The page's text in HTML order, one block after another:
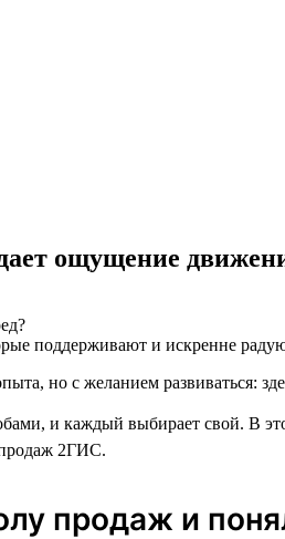
ощущение
поддерживают и искренне
но с желанием развиваться:
и каждый выбирает свой. В
продаж 2ГИС.
продаж и